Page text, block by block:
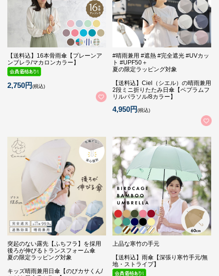
【送料込】16本骨雨傘【プレーンア
ンブレラ/マカロンカラー】
2,750円(税込)
#晴雨兼用 #遮熱 #完全遮光 #UVカッ
ト #UPF50＋
夏の限定ラッピング対象
【送料込】Ciel（シエル）の晴雨兼用
2段ミニ折りたたみ日傘【ペプラムフ
リルパラソル/8カラー】
4,950円(税込)
突起のない露先【ふちフラ】を採用
後ろが伸びるトランスフォーム傘
夏の限定ラッピング対象
キッズ晴雨兼用日傘【のびカサくん/
上品な寒竹の手元
【送料込】雨傘【深張り寒竹手元/無
地・ストライプ】